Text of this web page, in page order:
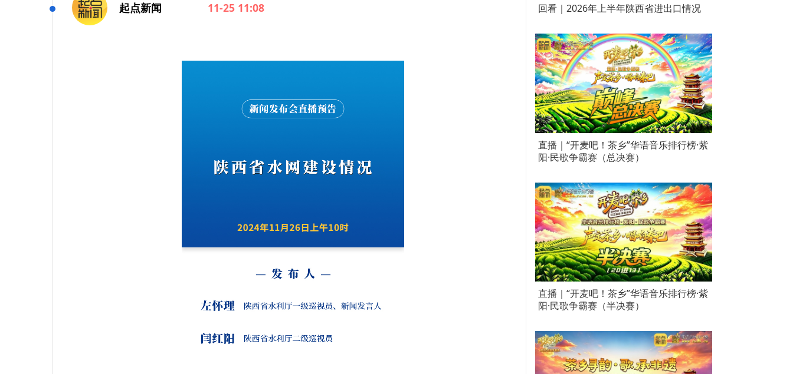
起点新闻 11-25 11:08 回看｜2026年上半年陕西省进出口情况
直播｜“开麦吧！茶乡”华语音乐排行榜·紫
阳·民歌争霸赛（总决赛）
直播｜“开麦吧！茶乡”华语音乐排行榜·紫
阳·民歌争霸赛（半决赛）